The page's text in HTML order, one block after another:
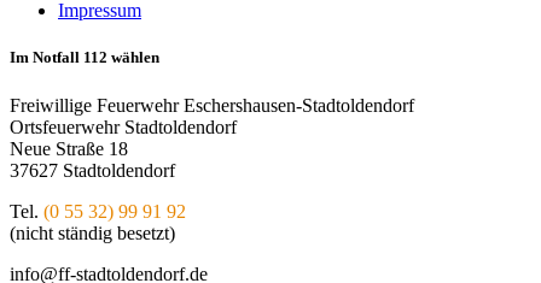
Impressum
Im Notfall 112 wählen
Freiwillige Feuerwehr Eschershausen-Stadtoldendorf
Ortsfeuerwehr Stadtoldendorf
Neue Straße 18
37627 Stadtoldendorf
Tel. (0 55 32) 99 91 92
(nicht ständig besetzt)
info@ff-stadtoldendorf.de